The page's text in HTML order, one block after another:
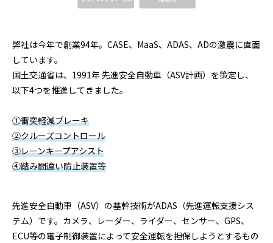
弊社は今年で創業94年。CASE、MaaS、ADAS、ADの激震に直面
しています。
国土交通省は、1991年 先進安全自動車（ASV計画）を策定し、
以下4つを推進してきました。
①衝突軽減ブレーキ
②クルーズコントロール
③レーンキープアシスト
④踏み間違い防止装置等
先進安全自動車（ASV）の基幹技術がADAS（先進運転支援シス
テム）です。カメラ、レーダー、ライダー、センサー、GPS、
ECU等の電子制御装置によって安全運転を担保しようとするもの